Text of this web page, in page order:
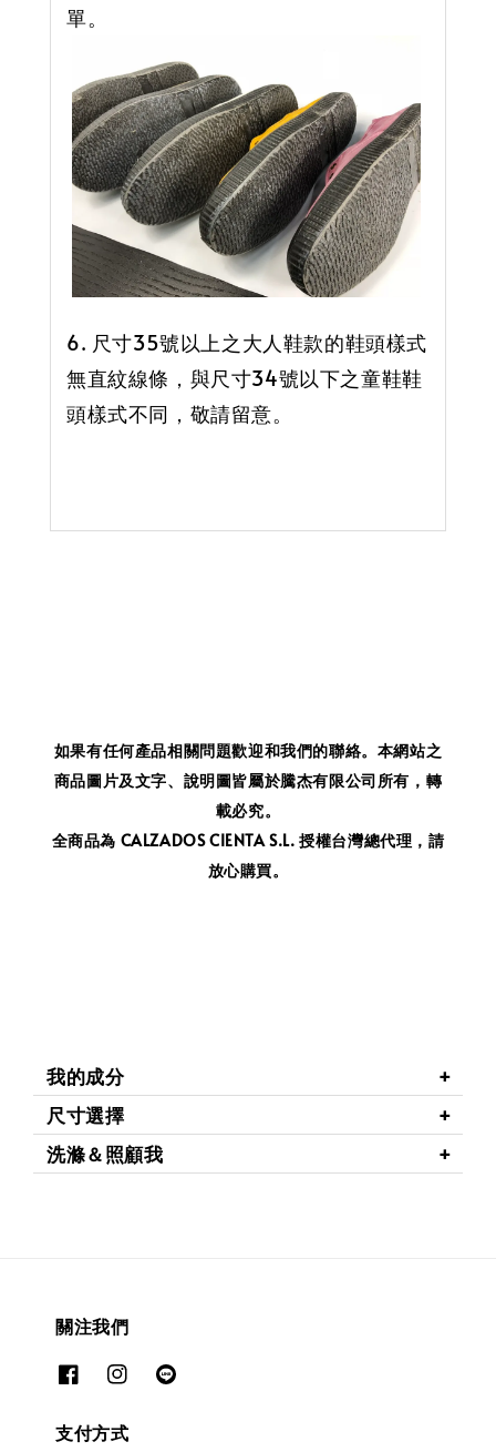
單。
6. 尺寸35號以上之大人鞋款的鞋頭樣式
無直紋線條，與尺寸34號以下之童鞋鞋
頭樣式不同，敬請留意。
如果有任何產品相關問題歡迎和我們的聯絡。 本網站之
商品圖片及文字、說明圖皆屬於騰杰有限公司所有，轉
載必究。
全商品為 CALZADOS CIENTA S.L. 授權台灣總代理，請
放心購買。
我的成分
尺寸選擇
洗滌＆照顧我
關注我們
支付方式